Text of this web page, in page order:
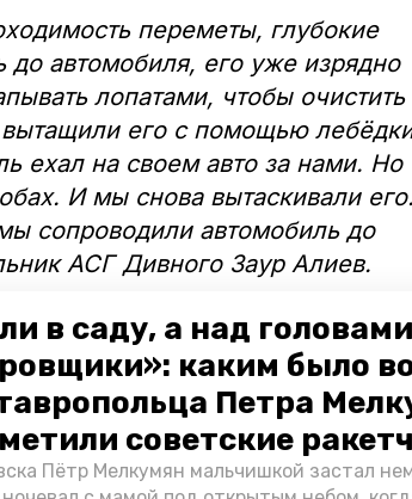
в саду, а над
каким было
Петра
советские
Пётр Мелкумян мальчишкой застал
переметы, глубокие
автомобиля, его уже изрядно
лопатами, чтобы очистить
его с помощью
ехал на своем авто за нами. Но
И мы снова вытаскивали
сопроводили автомобиль до
АСГ Дивного Заур Алиев.
из кювета с помощью
Ставрополя в село
справился с управлением на
В результате никто из
в ГКУ
Ставропольского края».